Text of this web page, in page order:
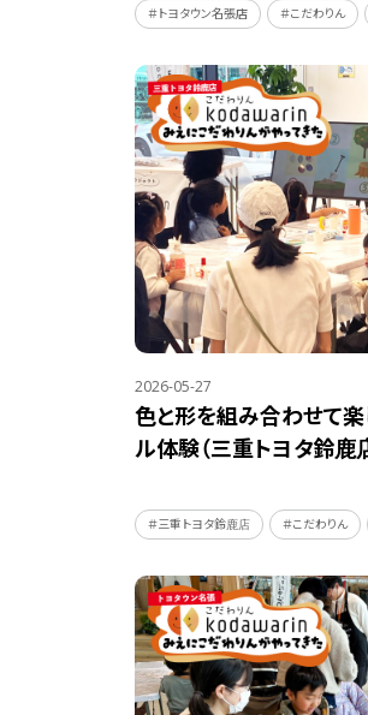
＃トヨタウン名張店 ＃こだわりん
2026-05-27
色と形を組み合わせて楽
ル体験（三重トヨタ鈴鹿
＃三重トヨタ鈴鹿店 ＃こだわりん